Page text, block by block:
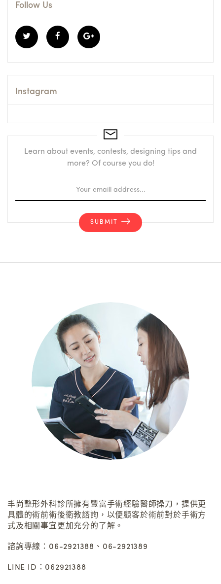
Follow Us
Instagram
Learn about events, contests, designing tips and
more? Of course you do!
SUBMIT
丰尚整形外科診所擁有豐富手術經驗醫師操刀，提供更
具體的術前術後衛教諮詢，以便顧客於術前對於手術方
式及相關事宜更加充分的了解。
諮詢專線：06-2921388、06-2921389
LINE ID：062921388